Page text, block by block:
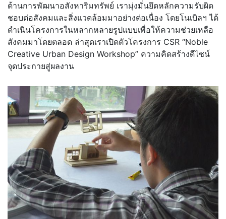
ด้านการพัฒนาอสังหาริมทรัพย์ เรามุ่งมั่นยึดหลักความรับผิด
ชอบต่อสังคมและสิ่งแวดล้อมมาอย่างต่อเนื่อง โดยโนเบิลฯ ได้
ดำเนินโครงการในหลากหลายรูปแบบเพื่อให้ความช่วยเหลือ
สังคมมาโดยตลอด ล่าสุดเราเปิดตัวโครงการ CSR “Noble
Creative Urban Design Workshop” ความคิดสร้างดีไซน์
จุดประกายสู่ผลงาน